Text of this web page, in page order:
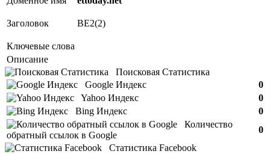
Заголовок BE2(2)
Ключевые слова
Описание
Поисковая Статистика
Google Индекс
0
Yahoo Индекс
0
Bing Индекс
0
Количество
обратный ссылок в Google
0
Статистика Facebook